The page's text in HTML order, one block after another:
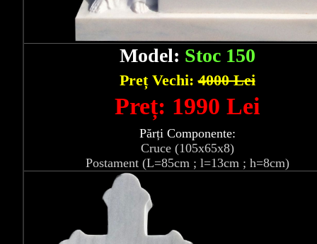
Model: Stoc 150
Preț Vechi:4000 Lei
Preț: 1990 Lei
Părți Componente:
Cruce (105x65x8)
Postament (L=85cm ; l=13cm ; h=8cm)